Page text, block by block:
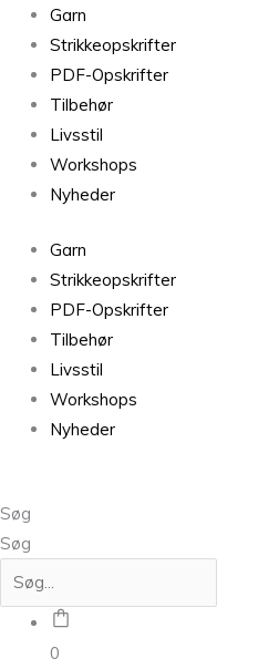
Garn
Strikkeopskrifter
PDF-Opskrifter
Tilbehør
Livsstil
Workshops
Nyheder
Garn
Strikkeopskrifter
PDF-Opskrifter
Tilbehør
Livsstil
Workshops
Nyheder
Søg
Søg
0
Havblik
Bordeaux
antal